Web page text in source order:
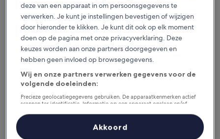
Redenen om onze app te
downloaden
deze van een apparaat in om persoonsgegevens te
verwerken. Je kunt je instellingen bevestigen of wijzigen
door hieronder te klikken. Je kunt dit ook op elk moment
doen op de pagina met onze privacyverklaring. Deze
keuzes worden aan onze partners doorgegeven en
hebben geen invloed op browsegegevens.
Wij en onze partners verwerken gegevens voor de
volgende doeleinden:
Precieze geolocatiegegevens gebruiken. De apparaatkenmerken actief
scannen ter identificatie. Informatie op een apparaat opslaan en/of
contentmetingen, doelgroepenonderzoek en ontwikkeling van
Akkoord